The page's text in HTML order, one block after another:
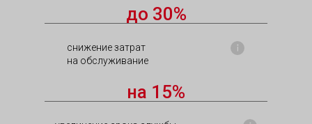
снижение затрат
на обслуживание
на 15%
до 30%